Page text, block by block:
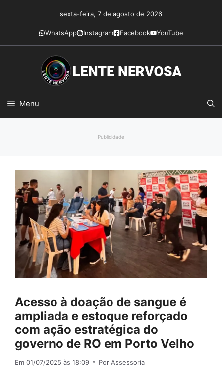
conteúdo
sexta-feira, 7 de agosto de 2026
WhatsApp Instagram Facebook YouTube
Menu
Publicidade
Acesso à doação de sangue é
ampliada e estoque reforçado
com ação estratégica do
governo de RO em Porto Velho
Em 01/07/2025 às 18:09 ⚬ Por Assessoria